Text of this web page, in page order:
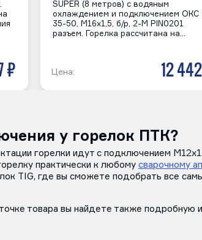
р
SUPER (8 метров) с водяным
охлаждением и подключением ОКС
35-50, M16x1,5, б/р, 2-M PIN0201
разъем. Горелка рассчитана на…
Цена: 12
у горелок ПТК?
горелки идут с подключением
практически к любому сварочному
TIG, где вы сможете подобрать все
товара вы найдете также